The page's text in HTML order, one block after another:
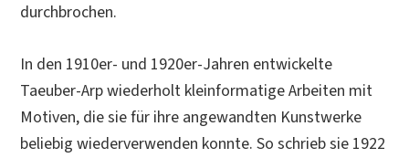
durchbrochen.
In den 1910er- und 1920er-Jahren entwickelte
Taeuber-Arp wiederholt kleinformatige Arbeiten mit
Motiven, die sie für ihre angewandten Kunstwerke
beliebig wiederverwenden konnte. So schrieb sie 1922